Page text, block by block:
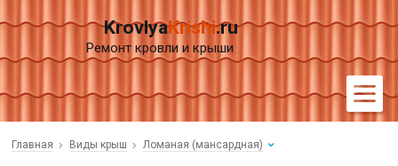
KrovlyaKrishi.ru
Ремонт кровли и крыши
Главная Виды крыш Ломаная (мансардная)